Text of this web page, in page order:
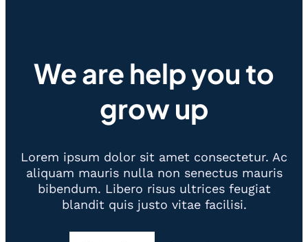
We are help you to
grow up
Lorem ipsum dolor sit amet consectetur. Ac
aliquam mauris nulla non senectus mauris
bibendum. Libero risus ultrices feugiat
blandit quis justo vitae facilisi.